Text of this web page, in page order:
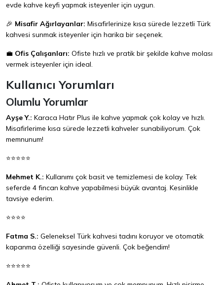
evde kahve keyfi yapmak isteyenler için uygun.
🎉 Misafir Ağırlayanlar: Misafirlerinize kısa sürede lezzetli Türk
kahvesi sunmak isteyenler için harika bir seçenek.
💼 Ofis Çalışanları: Ofiste hızlı ve pratik bir şekilde kahve molası
vermek isteyenler için ideal.
Kullanıcı Yorumları
Olumlu Yorumlar
Ayşe Y.: Karaca Hatır Plus ile kahve yapmak çok kolay ve hızlı.
Misafirlerime kısa sürede lezzetli kahveler sunabiliyorum. Çok
memnunum!
⭐⭐⭐⭐⭐
Mehmet K.: Kullanımı çok basit ve temizlemesi de kolay. Tek
seferde 4 fincan kahve yapabilmesi büyük avantaj. Kesinlikle
tavsiye ederim.
⭐⭐⭐⭐
Fatma S.: Geleneksel Türk kahvesi tadını koruyor ve otomatik
kapanma özelliği sayesinde güvenli. Çok beğendim!
⭐⭐⭐⭐⭐